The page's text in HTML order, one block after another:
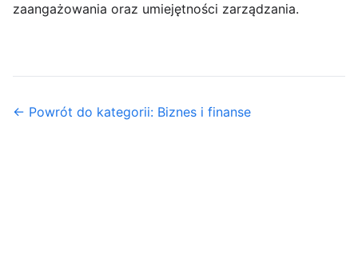
zaangażowania oraz umiejętności zarządzania.
← Powrót do kategorii: Biznes i finanse